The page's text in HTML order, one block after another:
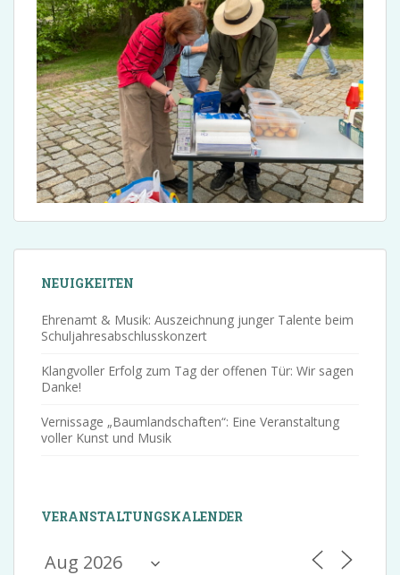
NEUIGKEITEN
Ehrenamt & Musik: Auszeichnung junger Talente beim
Schuljahresabschlusskonzert
Klangvoller Erfolg zum Tag der offenen Tür: Wir sagen
Danke!
Vernissage „Baumlandschaften“: Eine Veranstaltung
voller Kunst und Musik
VERANSTALTUNGSKALENDER